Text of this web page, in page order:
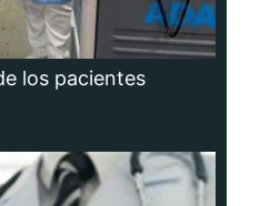
los pacientes